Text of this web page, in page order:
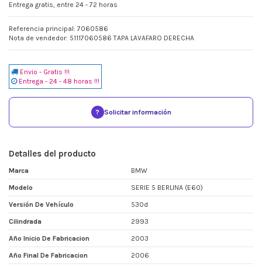
Entrega gratis, entre 24 - 72 horas
Referencia principal: 7060586
Nota de vendedor: 51117060586 TAPA LAVAFARO DERECHA
Envio - Gratis !!!
Entrega - 24 - 48 horas !!!
? Solicitar información
Detalles del producto
Marca BMW
Modelo SERIE 5 BERLINA (E60)
Versión De Vehículo 530d
Cilindrada 2993
Año Inicio De Fabricacion 2003
Año Final De Fabricacion 2006